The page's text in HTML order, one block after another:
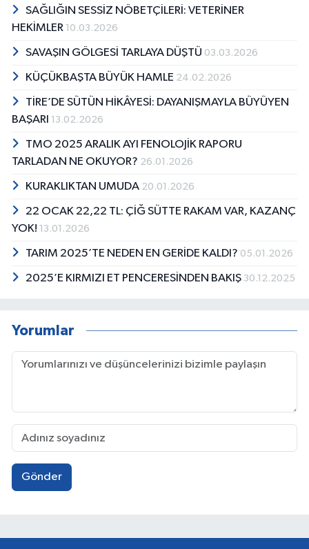
SAĞLIĞIN SESSİZ NÖBETÇİLERİ: VETERİNER
HEKİMLER 10.03.2026
SAVAŞIN GÖLGESİ TARLAYA DÜŞTÜ 03.03.2026
KÜÇÜKBAŞTA BÜYÜK HAMLE 24.02.2026
TİRE’DE SÜTÜN HİKÂYESİ: DAYANIŞMAYLA BÜYÜYEN
BAŞARI 13.02.2026
TMO 2025 ARALIK AYI FENOLOJİK RAPORU
TARLADAN NE OKUYOR? 26.01.2026
KURAKLIKTAN UMUDA 20.01.2026
22 OCAK 22,22 TL: ÇİĞ SÜTTE RAKAM VAR, KAZANÇ
YOK! 13.01.2026
TARIM 2025’TE NEDEN EN GERİDE KALDI? 05.01.2026
2025’E KIRMIZI ET PENCERESİNDEN BAKIŞ 30.12.2025
Yorumlar
Gönder